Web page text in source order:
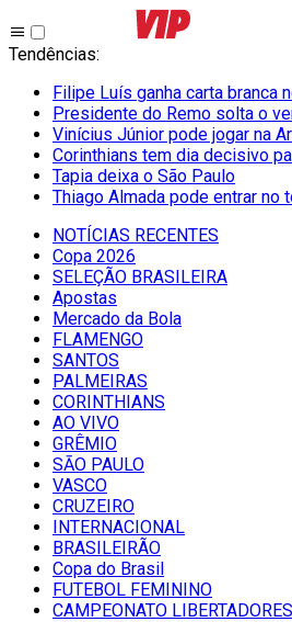
Tendências:
Filipe Luís ganha carta branca
Presidente do Remo solta o
Vinícius Júnior pode jogar na
Corinthians tem dia decisivo
Tapia deixa o São Paulo
Thiago Almada pode entrar no
NOTÍCIAS RECENTES
Copa 2026
SELEÇÃO BRASILEIRA
Apostas
Mercado da Bola
FLAMENGO
SANTOS
PALMEIRAS
CORINTHIANS
AO VIVO
GRÊMIO
SĀO PAULO
VASCO
CRUZEIRO
INTERNACIONAL
BRASILEIRÃO
Copa do Brasil
FUTEBOL FEMININO
CAMPEONATO LIBERTADORES